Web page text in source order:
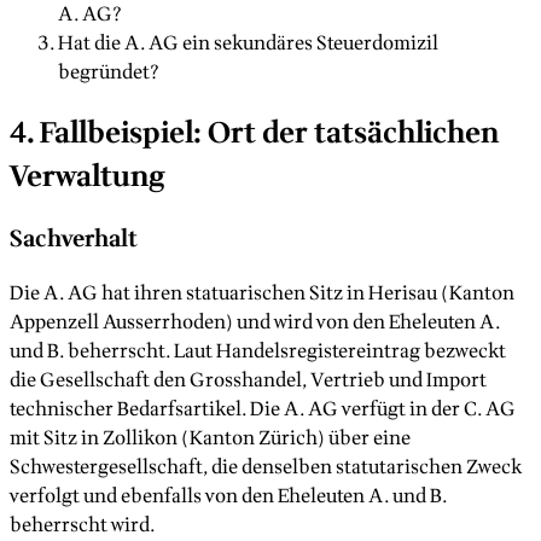
A. AG?
Hat die A. AG ein sekundäres Steuerdomizil
begründet?
4. Fallbeispiel: Ort der tatsächlichen
Verwaltung
Sachverhalt
Die A. AG hat ihren statuarischen Sitz in Herisau (Kanton
Appenzell Ausserrhoden) und wird von den Eheleuten A.
und B. beherrscht. Laut Handelsregistereintrag bezweckt
die Gesellschaft den Grosshandel, Vertrieb und Import
technischer Bedarfsartikel. Die A. AG verfügt in der C. AG
mit Sitz in Zollikon (Kanton Zürich) über eine
Schwestergesellschaft, die denselben statutarischen Zweck
verfolgt und ebenfalls von den Eheleuten A. und B.
beherrscht wird.